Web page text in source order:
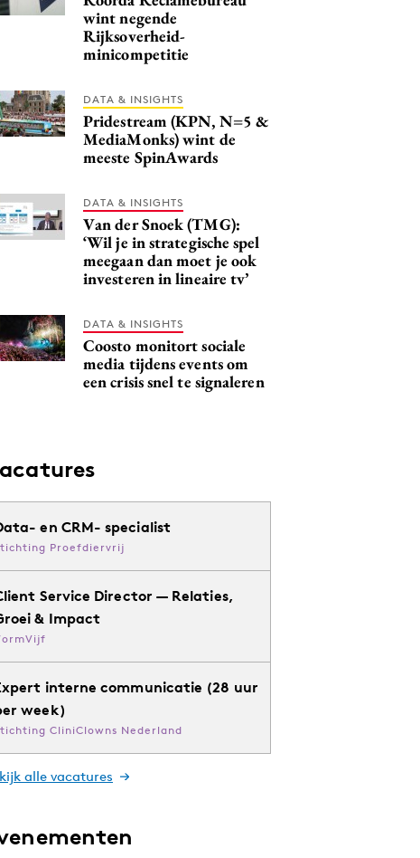
wint negende
Rijksoverheid-
minicompetitie
DATA & INSIGHTS
Pridestream (KPN, N=5 &
MediaMonks) wint de
meeste SpinAwards
DATA & INSIGHTS
Van der Snoek (TMG):
‘Wil je in strategische spel
meegaan dan moet je ook
investeren in lineaire tv’
DATA & INSIGHTS
Coosto monitort sociale
media tijdens events om
een crisis snel te signaleren
en CRM- specialist
Proefdiervrij
Service Director — Relaties,
& Impact
interne communicatie (28 uur
week)
CliniClowns Nederland
alle vacatures